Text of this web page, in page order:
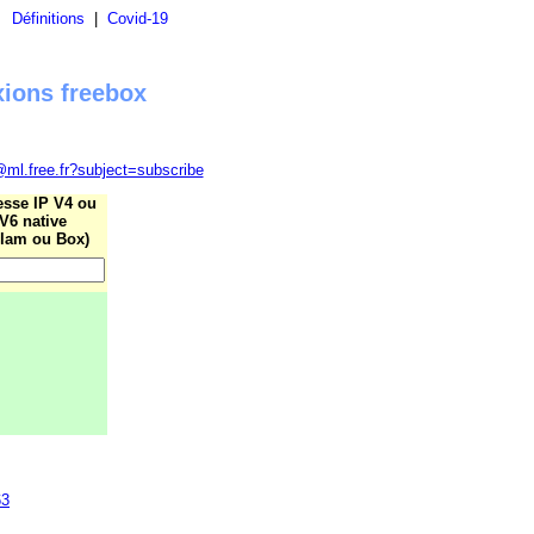
Définitions Covid-19
freebox
IP V4 ou
V6 native
ou Box)